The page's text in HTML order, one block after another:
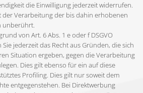
die Einwilligung jederzeit widerrufen.
der Verarbeitung der bis dahin erhobenen
unberührt.
von Art. 6 Abs. 1 e oder f DSGVO
jederzeit das Recht aus Gründen, die sich
Situation ergeben, gegen die Verarbeitung
Dies gilt ebenso für ein auf diese
Profiling. Dies gilt nur soweit dem
entgegenstehen. Bei Direktwerbung